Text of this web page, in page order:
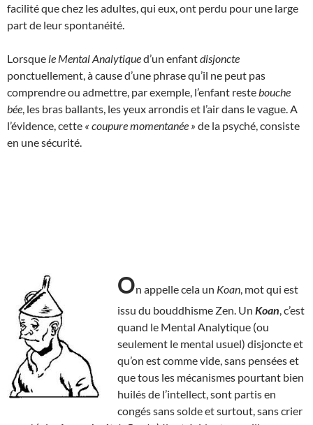
facilité que chez les adultes, qui eux, ont perdu pour une large
part de leur spontanéité.
Lorsque le Mental Analytiqued’un enfantdisjoncte
ponctuellement, à cause d’une phrase qu’il ne peut pas
comprendre ou admettre, par exemple, l’enfant reste bouche
bée , les bras ballants, les yeux arrondis et l’air dans le vague. A
l’évidence, cette « coupure momentanée » de la psyché, consiste
en une sécurité.
On appelle cela un Koan , mot qui est
issu du bouddhisme Zen. Un Koan , c’est
quand le Mental Analytique (ou
seulement le mental usuel) disjoncte et
qu’on est comme vide, sans pensées et
que tous les mécanismes pourtant bien
huilés de l’intellect, sont partis en
congés sans solde et surtout, sans crier